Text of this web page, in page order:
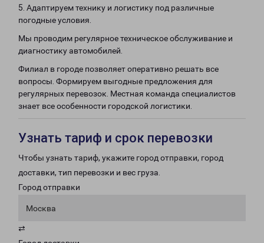
5. Адаптируем технику и логистику под различные
погодные условия.
Мы проводим регулярное техническое обслуживание и
диагностику автомобилей.
Филиал в городе позволяет оперативно решать все
вопросы. Формируем выгодные предложения для
регулярных перевозок. Местная команда специалистов
знает все особенности городской логистики.
Узнать тариф и срок перевозки
Чтобы узнать тариф, укажите город отправки, город
доставки, тип перевозки и вес груза.
Город отправки
Москва
⇄